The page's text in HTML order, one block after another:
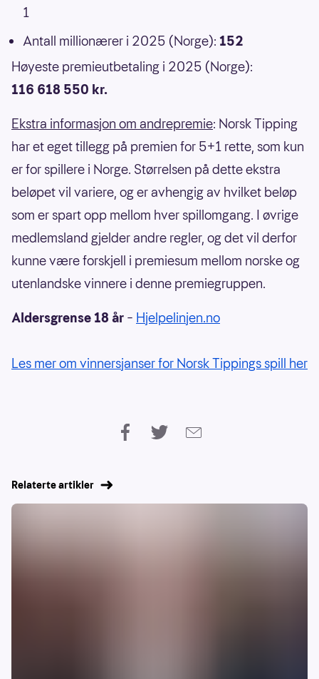
1
Antall millionærer i 2025 (Norge): 152
Høyeste premieutbetaling i 2025 (Norge):
116 618 550 kr.
Ekstra informasjon om andrepremie: Norsk Tipping
har et eget tillegg på premien for 5+1 rette, som kun
er for spillere i Norge. Størrelsen på dette ekstra
beløpet vil variere, og er avhengig av hvilket beløp
som er spart opp mellom hver spillomgang. I øvrige
medlemsland gjelder andre regler, og det vil derfor
kunne være forskjell i premiesum mellom norske og
utenlandske vinnere i denne premiegruppen.
Aldersgrense 18 år – Hjelpelinjen.no
Les mer om vinnersjanser for Norsk Tippings spill her
Relaterte artikler